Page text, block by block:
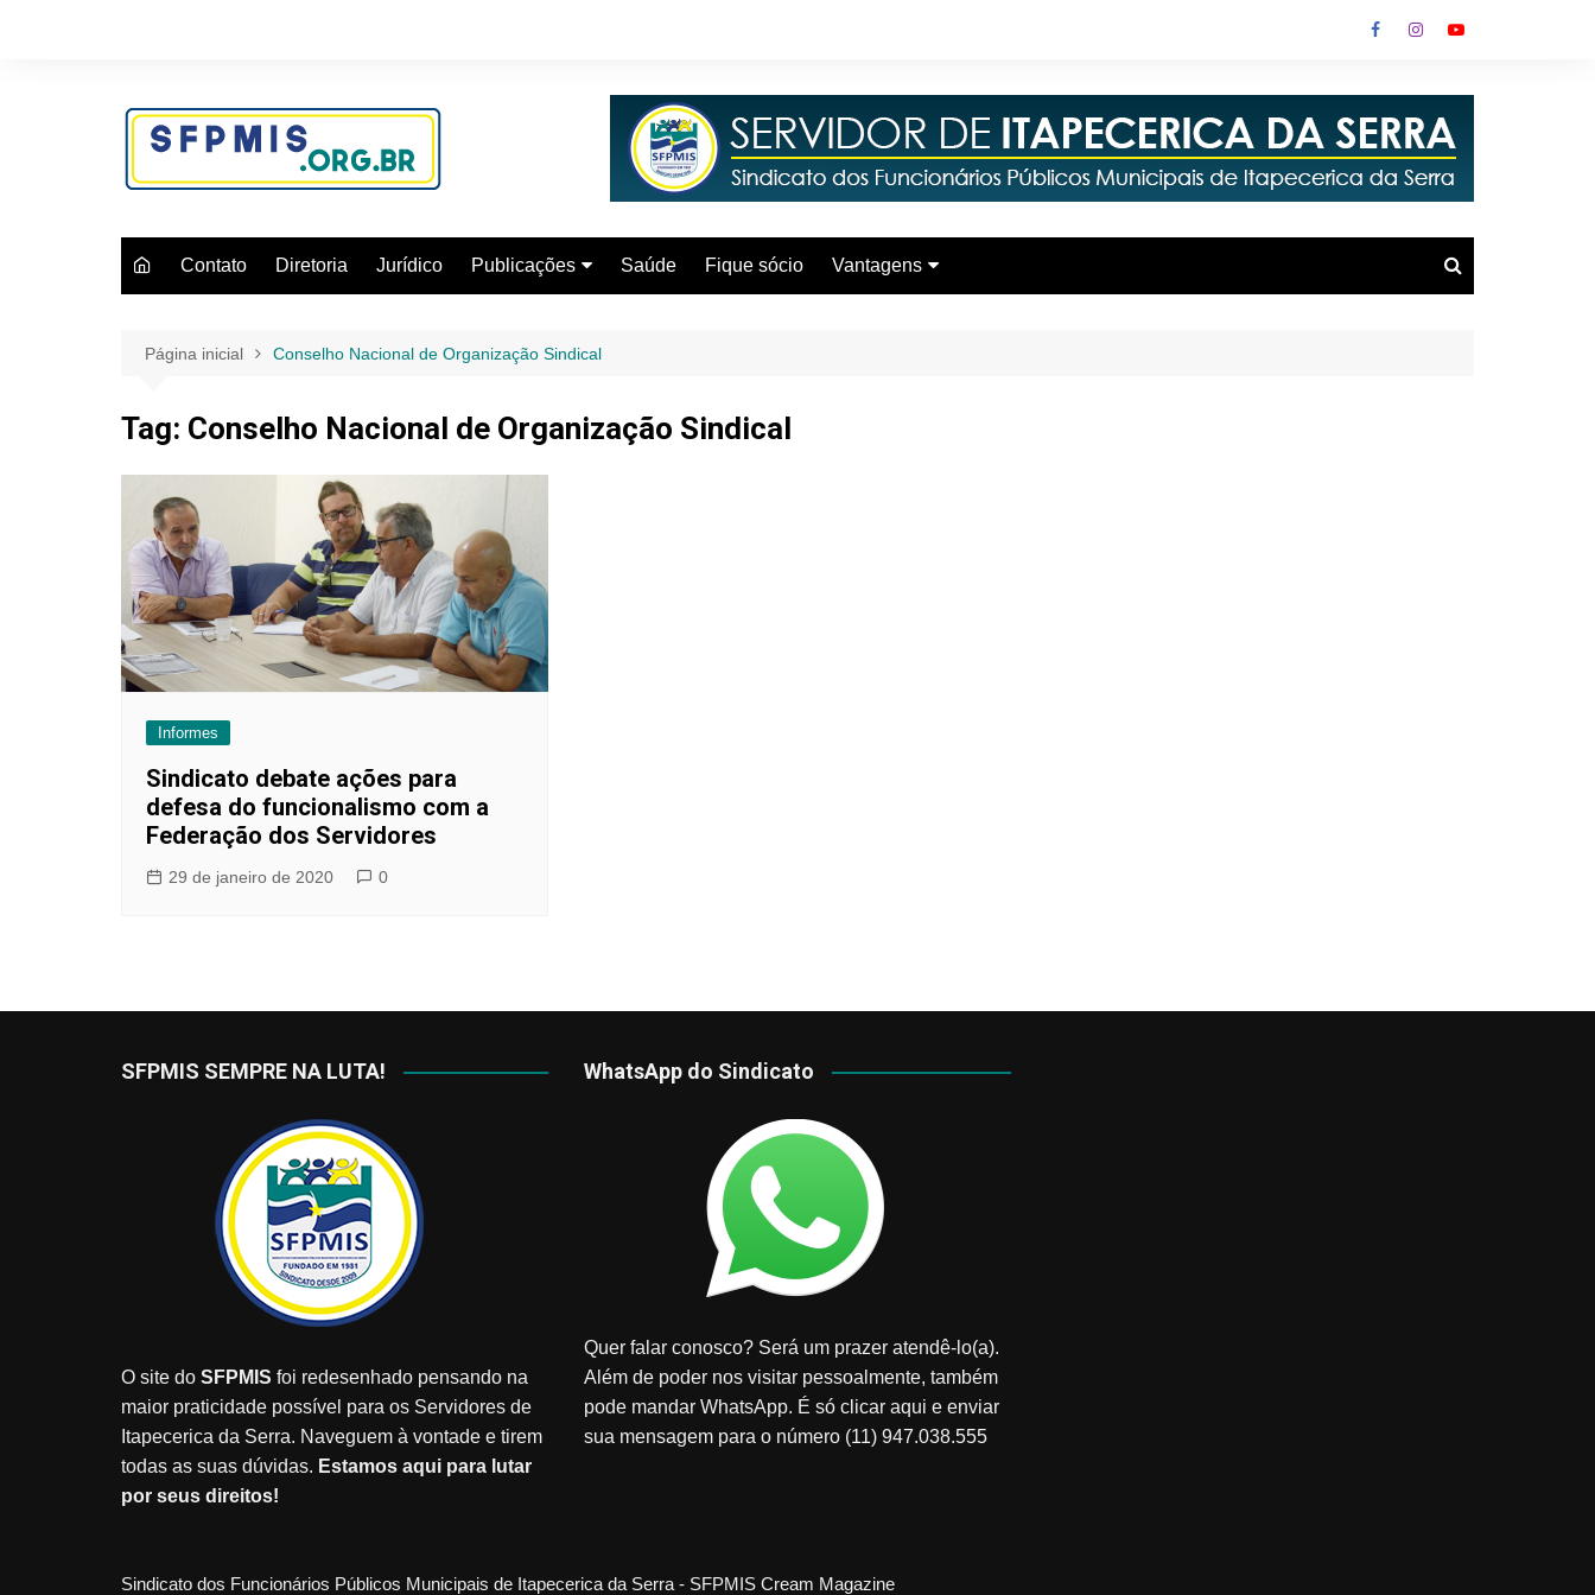
Contato Diretoria Jurídico Publicações Saúde Fique sócio Vantagens
Página inicial Conselho Nacional de Organização Sindical
Tag: Conselho Nacional de Organização Sindical
Informes
Sindicato debate ações para
defesa do funcionalismo com a
Federação dos Servidores
29 de janeiro de 2020 0
SFPMIS SEMPRE NA LUTA!
O site do SFPMIS foi redesenhado pensando na
maior praticidade possível para os Servidores de
Itapecerica da Serra. Naveguem à vontade e tirem
todas as suas dúvidas. Estamos aqui para lutar
por seus direitos!
WhatsApp do Sindicato
Quer falar conosco? Será um prazer atendê-lo(a).
Além de poder nos visitar pessoalmente, também
pode mandar WhatsApp. É só clicar aqui e enviar
sua mensagem para o número (11) 947.038.555
Sindicato dos Funcionários Públicos Municipais de Itapecerica da Serra - SFPMIS Cream Magazine